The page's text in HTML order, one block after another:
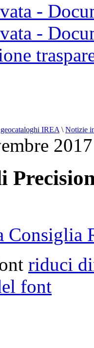
-
-
IREA \ Notizie
Consiglia
riduci
font